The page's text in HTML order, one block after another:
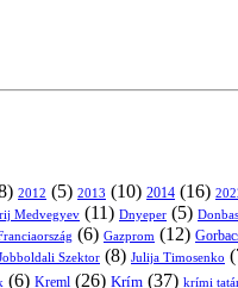
2012 (5) 2013 (10) 2014 (16)
Medvegyev (11) Dnyeper (5)
(6) Gazprom (12)
Szektor (8) Julija Timosenko
(6) Kreml (26) Krím (37) krími